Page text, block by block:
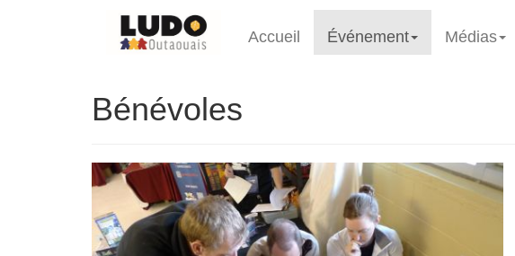
Accueil Événement Médias
Bénévoles